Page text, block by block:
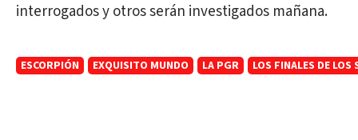
interrogados y otros serán investigados mañana.
ESCORPIÓN EXQUISITO MUNDO LA PGR LOS FINALES DE